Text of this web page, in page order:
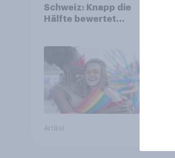
Schweiz: Knapp die
Hälfte bewertet
bleibt umstritten
Artikel